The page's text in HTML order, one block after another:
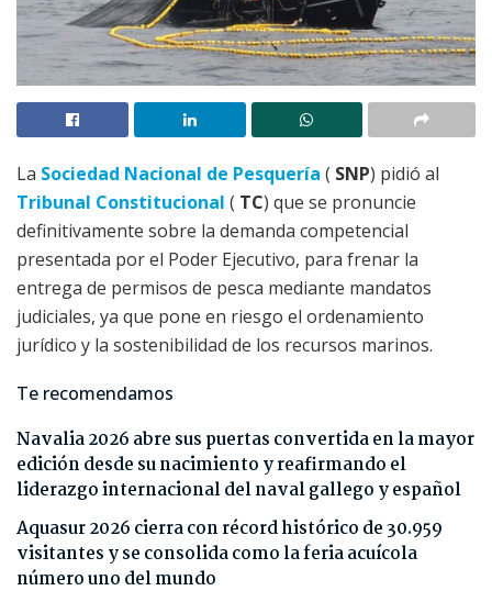
La Sociedad Nacional de Pesquería ( SNP) pidió al
Tribunal Constitucional ( TC) que se pronuncie
definitivamente sobre la demanda competencial
presentada por el Poder Ejecutivo, para frenar la
entrega de permisos de pesca mediante mandatos
judiciales, ya que pone en riesgo el ordenamiento
jurídico y la sostenibilidad de los recursos marinos.
Te recomendamos
Navalia 2026 abre sus puertas convertida en la mayor
edición desde su nacimiento y reafirmando el
liderazgo internacional del naval gallego y español
Aquasur 2026 cierra con récord histórico de 30.959
visitantes y se consolida como la feria acuícola
número uno del mundo